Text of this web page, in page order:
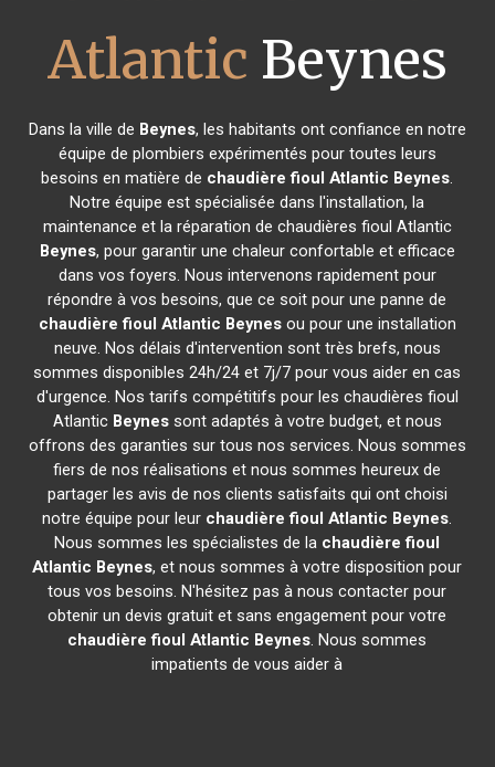
Atlantic Beynes
Dans la ville de Beynes, les habitants ont confiance en notre
équipe de plombiers expérimentés pour toutes leurs
besoins en matière de chaudière fioul Atlantic Beynes.
Notre équipe est spécialisée dans l'installation, la
maintenance et la réparation de chaudières fioul Atlantic
Beynes, pour garantir une chaleur confortable et efficace
dans vos foyers. Nous intervenons rapidement pour
répondre à vos besoins, que ce soit pour une panne de
chaudière fioul Atlantic Beynesou pour une installation
neuve. Nos délais d'intervention sont très brefs, nous
sommes disponibles 24h/24 et 7j/7 pour vous aider en cas
d'urgence. Nos tarifs compétitifs pour les chaudières fioul
Atlantic Beynessont adaptés à votre budget, et nous
offrons des garanties sur tous nos services. Nous sommes
fiers de nos réalisations et nous sommes heureux de
partager les avis de nos clients satisfaits qui ont choisi
notre équipe pour leur chaudière fioul Atlantic Beynes.
Nous sommes les spécialistes de la chaudière fioul
Atlantic Beynes, et nous sommes à votre disposition pour
tous vos besoins. N'hésitez pas à nous contacter pour
obtenir un devis gratuit et sans engagement pour votre
chaudière fioul Atlantic Beynes. Nous sommes
impatients de vous aider à